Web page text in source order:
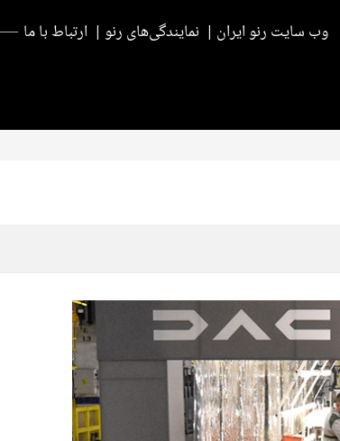
وب سایت رنو ایران نمایندگی‌های رنو ارتباط با ما